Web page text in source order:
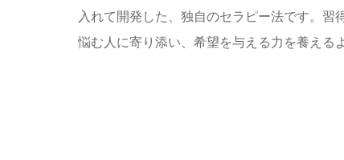
入れて開発した、独自のセラピー法です。習
悩む人に寄り添い、希望を与える力を養える